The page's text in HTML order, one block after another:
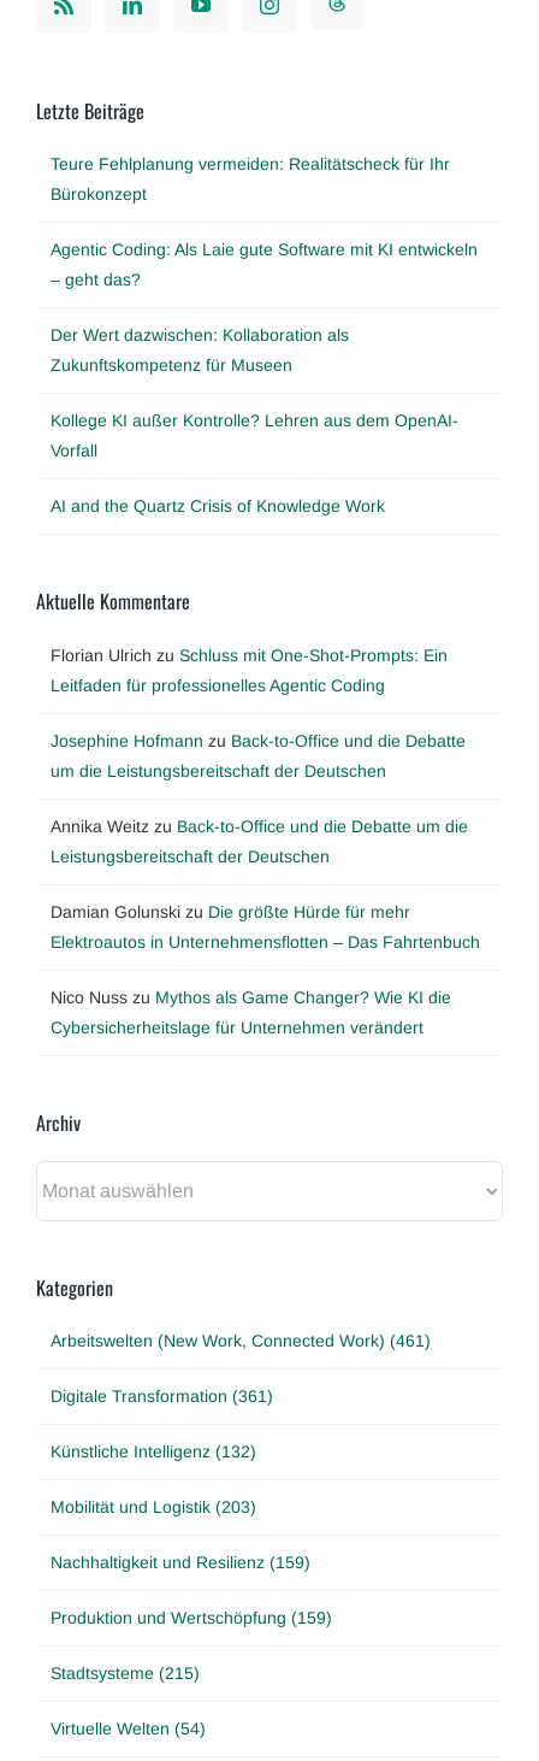
Letzte Beiträge
Teure Fehlplanung vermeiden: Realitätscheck für Ihr
Bürokonzept
Agentic Coding: Als Laie gute Software mit KI entwickeln
– geht das?
Der Wert dazwischen: Kollaboration als
Zukunftskompetenz für Museen
Kollege KI außer Kontrolle? Lehren aus dem OpenAI-
Vorfall
AI and the Quartz Crisis of Knowledge Work
Aktuelle Kommentare
Florian Ulrich zu Schluss mit One-Shot-Prompts: Ein
Leitfaden für professionelles Agentic Coding
Josephine Hofmann zu Back-to-Office und die Debatte
um die Leistungsbereitschaft der Deutschen
Annika Weitz zu Back-to-Office und die Debatte um die
Leistungsbereitschaft der Deutschen
Damian Golunski zu Die größte Hürde für mehr
Elektroautos in Unternehmensflotten – Das Fahrtenbuch
Nico Nuss zu Mythos als Game Changer? Wie KI die
Cybersicherheitslage für Unternehmen verändert
Archiv
Kategorien
Arbeitswelten (New Work, Connected Work) (461)
Digitale Transformation (361)
Künstliche Intelligenz (132)
Mobilität und Logistik (203)
Nachhaltigkeit und Resilienz (159)
Produktion und Wertschöpfung (159)
Stadtsysteme (215)
Virtuelle Welten (54)